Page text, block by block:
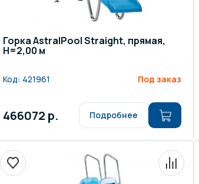
Горка AstralPool Straight, прямая,
H=2,00 м
Код: 421961 Под заказ
466072 р. Подробнее